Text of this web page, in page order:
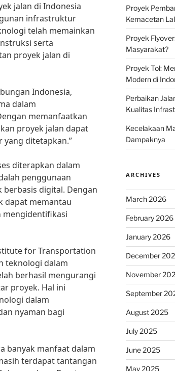
jalan di Indonesia
infrastruktur
telah memainkan
serta
proyek jalan di
Indonesia,
dalam
memanfaatkan
proyek jalan dapat
yang ditetapkan.”
diterapkan dalam
penggunaan
digital. Dengan
dapat memantau
mengidentifikasi
for Transportation
teknologi dalam
berhasil mengurangi
proyek. Hal ini
dalam
nyaman bagi
banyak manfaat dalam
terdapat tantangan
Proyek
Kemacetan
Proyek
Masyarakat?
Proyek Tol:
Modern di
Perbaikan
Kualitas
Kecelakaan
Dampaknya
ARCHIVES
March 2026
February 2026
January 2026
December
November
September
August 2025
July 2025
June 2025
May 2025